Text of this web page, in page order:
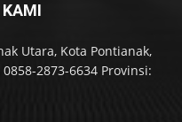
Utara, Kota Pontianak,
2873-6634 Provinsi: